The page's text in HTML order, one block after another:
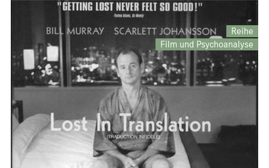
Reihe
Film und Psychoanalyse